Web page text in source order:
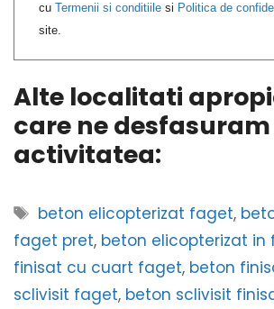
cuTermenii si conditiile si Politica de
site.
Alte localitati
care ne desfasuram
activitatea:
Etichete
beton elicopterizat faget,
faget pret, beton elicopterizat in
finisat cu cuart faget, beton
sclivisit faget, beton sclivisit